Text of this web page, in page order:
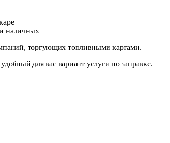
наличных
торгующих топливными картами.
для вас вариант услуги по заправке.